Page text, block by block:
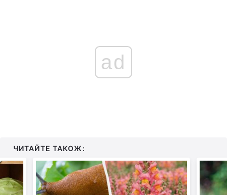
ad
ЧИТАЙТЕ ТАКОЖ: